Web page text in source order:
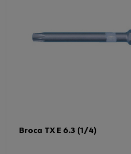
Broca TX E 6.3 (1/4)